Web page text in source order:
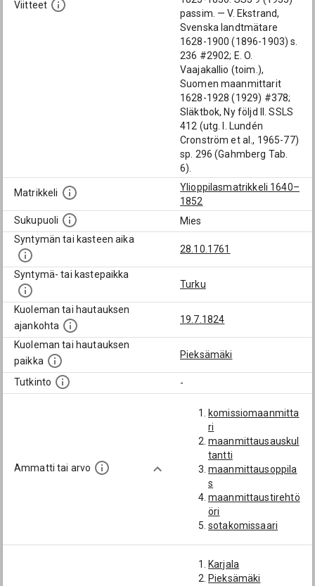
Viitteet
passim. — V. Ekstrand,
Svenska landtmätare
1628-1900 (1896-1903) s.
236 #2902; E. O.
Vaajakallio (toim.),
Suomen maanmittarit
1628-1928 (1929) #378;
Släktbok, Ny följd II. SSLS
412 (utg. I. Lundén
Cronström et al., 1965-77)
sp. 296 (Gahmberg Tab.
6).
Matrikkeli
Ylioppilasmatrikkeli 1640–
1852
Sukupuoli
Mies
Syntymän tai kasteen aika
28.10.1761
Syntymä- tai kastepaikka
Turku
Kuoleman tai hautauksen
ajankohta
19.7.1824
Kuoleman tai hautauksen
paikka
Pieksämäki
Tutkinto -
Ammatti tai arvo
komissiomaanmitta
ri
maanmittausauskul
tantti
maanmittausoppila
s
maanmittaustirehtö
öri
sotakomissaari
Karjala
Pieksämäki